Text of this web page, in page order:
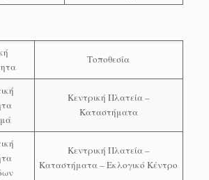
Τοποθεσία
Κεντρική Πλατεία –
Καταστήματα
Κεντρική Πλατεία –
Καταστήματα – Εκλογικό Κέντρο